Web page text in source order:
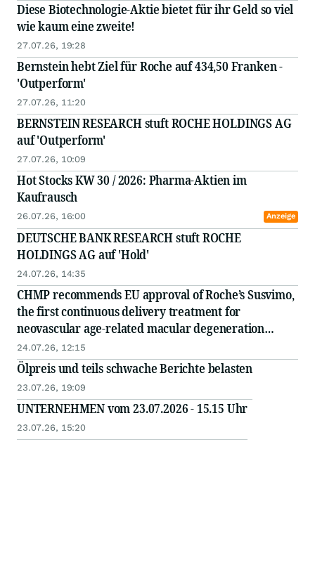
Diese Biotechnologie-Aktie bietet für ihr Geld so viel
wie kaum eine zweite!
27.07.26, 19:28
Bernstein hebt Ziel für Roche auf 434,50 Franken -
'Outperform'
27.07.26, 11:20
BERNSTEIN RESEARCH stuft ROCHE HOLDINGS AG
auf 'Outperform'
27.07.26, 10:09
Hot Stocks KW 30 / 2026: Pharma-Aktien im
Kaufrausch
26.07.26, 16:00 Anzeige
DEUTSCHE BANK RESEARCH stuft ROCHE
HOLDINGS AG auf 'Hold'
24.07.26, 14:35
CHMP recommends EU approval of Roche’s Susvimo,
the first continuous delivery treatment for
neovascular age-related macular degeneration
(nAMD)
24.07.26, 12:15
Ölpreis und teils schwache Berichte belasten
23.07.26, 19:09
UNTERNEHMEN vom 23.07.2026 - 15.15 Uhr
23.07.26, 15:20